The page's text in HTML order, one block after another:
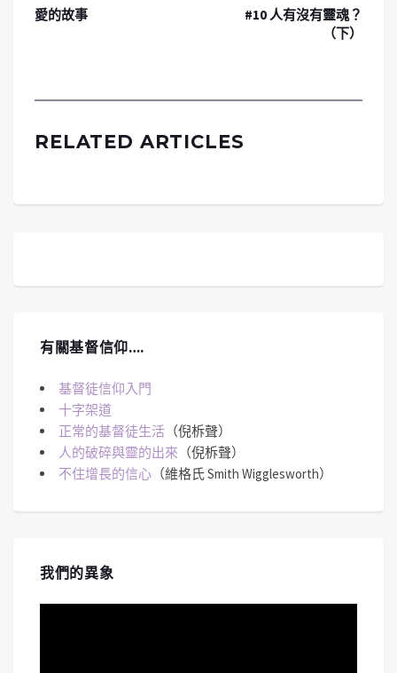
愛的故事
#10 人有沒有靈魂？
（下）
RELATED ARTICLES
有關基督信仰….
基督徒信仰入門
十字架道
正常的基督徒生活 （倪柝聲）
人的破碎與靈的出來 （倪柝聲）
不住增長的信心 （維格氏 Smith Wigglesworth）
我們的異象